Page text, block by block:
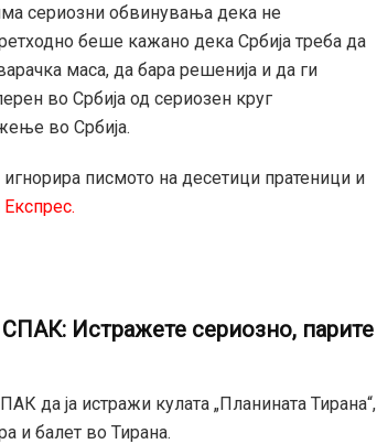
сериозни обвинувања дека не
беше кажано дека Србија треба да
маса, да бара решенија и да ги
во Србија од сериозен круг
во Србија.
писмото на десетици пратеници и
Експрес.
Истражете сериозно, парите
да ја истражи кулата „Планината Тирана“,
и балет во Тирана.